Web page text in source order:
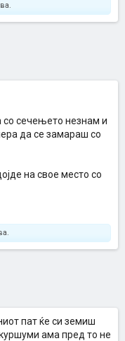
со сечењето незнам и
да се замараш со
на свое место со
пат ќе си земиш
ама пред то не